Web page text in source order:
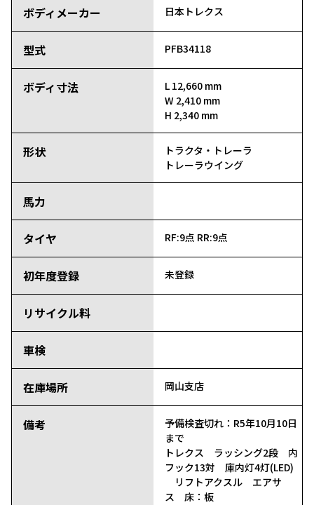
ボディメーカー 日本トレクス
型式 PFB34118
ボディ寸法
L 12,660 mm
W 2,410 mm
H 2,340 mm
形状
トラクタ・トレーラ
トレーラウイング
馬力
タイヤ RF:9点 RR:9点
初年度登録 未登録
リサイクル料
車検
在庫場所 岡山支店
備考
予備検査切れ：R5年10月10日
まで
トレクス ラッシング2段 内
フック13対 庫内灯4灯(LED)
リフトアクスル エアサ
ス 床：板